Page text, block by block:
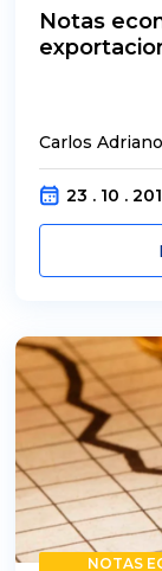
Notas
Carlos
23 . 10 .
NOTAS